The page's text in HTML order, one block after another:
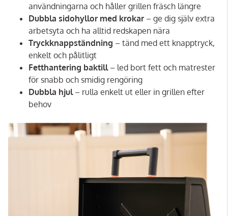
användningarna och håller grillen fräsch längre
Dubbla sidohyllor med krokar – ge dig själv extra
arbetsyta och ha alltid redskapen nära
Tryckknappständning – tänd med ett knapptryck,
enkelt och pålitligt
Fetthantering baktill– led bort fett och matrester
för snabb och smidig rengöring
Dubbla hjul – rulla enkelt ut eller in grillen efter
behov